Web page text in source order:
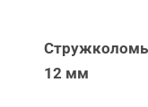
12 мм